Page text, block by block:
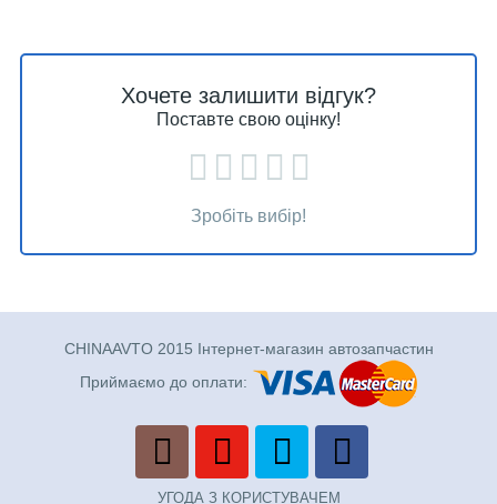
Хочете залишити відгук?
Поставте свою оцінку!
Зробіть вибір!
CHINAAVTO 2015 Інтернет-магазин автозапчастин
Приймаємо до оплати:
УГОДА З КОРИСТУВАЧЕМ